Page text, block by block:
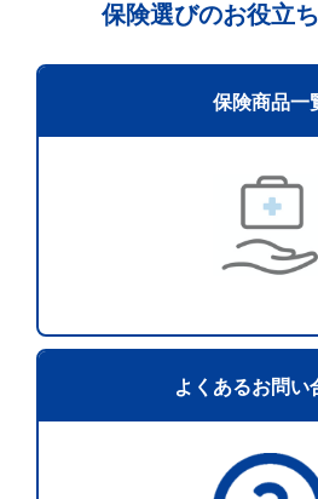
保険選びのお役立
保険商品一
よくあるお問い